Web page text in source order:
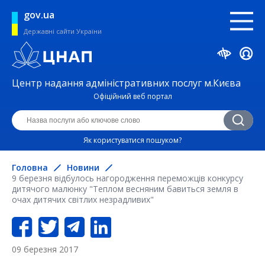
gov.ua
Державні сайти України
Центр надання адміністративних послуг м.Києва
Офіційний веб портал
Як користуватися пошуком?
Головна
Новини
9 березня відбулось нагородження переможців конкурсу
дитячого малюнку "Теплом весняним бавиться земля в
очах дитячих світлих незрадливих"
09 березня 2017